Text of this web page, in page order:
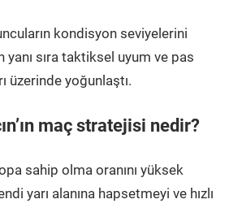
kondisyon seviyelerini
yanı sıra taktiksel uyum ve pas
üzerinde yoğunlaştı.
maç stratejisi nedir?
sahip olma oranını yüksek
yarı alanına hapsetmeyi ve hızlı